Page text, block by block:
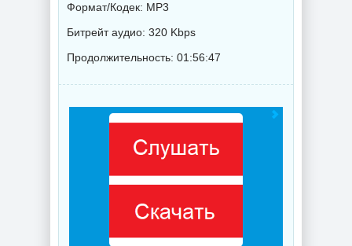
Формат/Кодек: MP3
Битрейт аудио: 320 Kbps
Продолжительность: 01:56:47